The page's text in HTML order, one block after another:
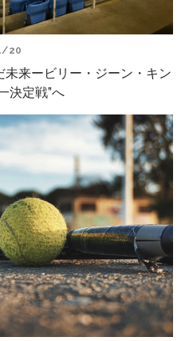
20
来ービリー・ジーン・キン
決定戦”へ